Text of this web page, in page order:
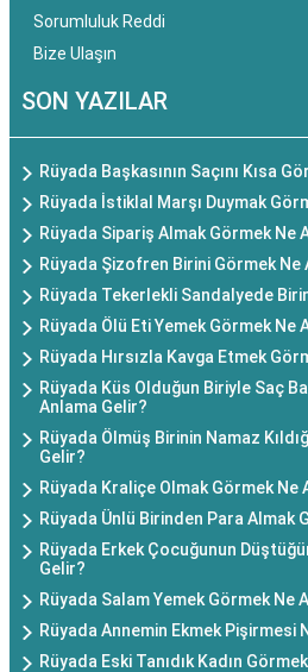
Sorumluluk Reddi
Bize Ulaşın
SON YAZILAR
Rüyada Başkasının Saçını Kısa
Rüyada İstiklal Marşı Duymak
Rüyada Sipariş Almak Görmek Ne
Rüyada Şizofren Birini Görmek Ne
Rüyada Tekerlekli Sandalyede
Rüyada Ölü Eti Yemek Görmek Ne
Rüyada Hırsızla Kavga Etmek
Rüyada Küs Olduğun Biriyle Saç
Anlama Gelir?
Rüyada Ölmüş Birinin Namaz
Gelir?
Rüyada Kraliçe Olmak Görmek Ne
Rüyada Ünlü Birinden Para Almak
Rüyada Erkek Çocuğunun
Gelir?
Rüyada Salam Yemek Görmek Ne
Rüyada Annemin Ekmek Pişirmesi
Rüyada Eski Tanıdık Kadın